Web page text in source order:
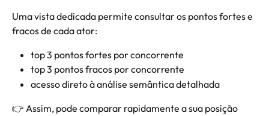
Uma vista dedicada permite consultar os pontos fortes e
fracos de cada ator:
top 3 pontos fortes por concorrente
top 3 pontos fracos por concorrente
acesso direto à análise semântica detalhada
👉 Assim, pode comparar rapidamente a sua posição